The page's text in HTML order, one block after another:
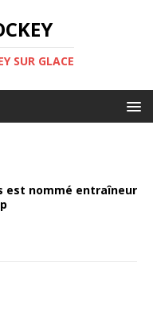
SUR GLACE
est nommé entraîneur